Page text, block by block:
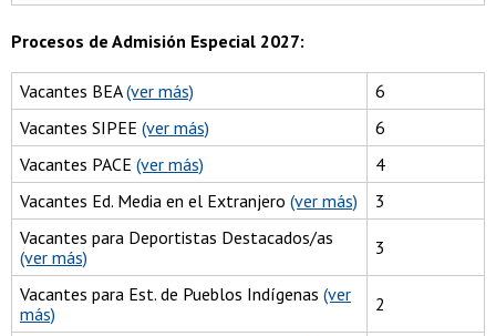
Procesos de Admisión Especial 2027:
Vacantes BEA(ver más)
6
Vacantes SIPEE (ver más)
6
Vacantes PACE (ver más)
4
Vacantes Ed. Media en el Extranjero (ver más)
3
Vacantes para Deportistas Destacados/as
(ver más)
3
Vacantes para Est. de Pueblos Indígenas (ver
más)
2